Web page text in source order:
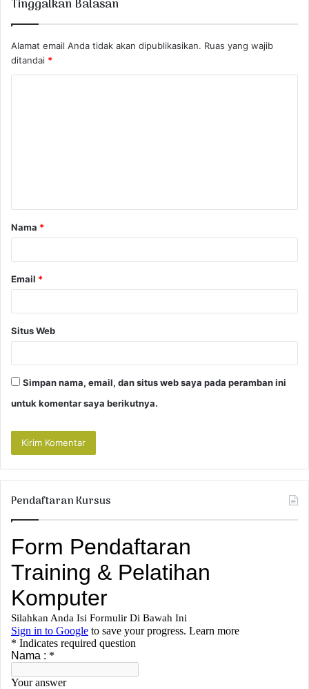
Tinggalkan Balasan
Alamat email Anda tidak akan dipublikasikan. Ruas yang wajib
ditandai *
a
r
Nama *
Email *
Situs Web
Simpan nama, email, dan situs web saya pada peramban ini
untuk komentar saya berikutnya.
Pendaftaran Kursus